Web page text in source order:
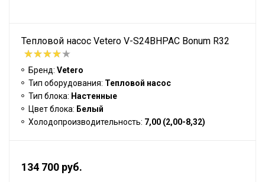
Тепловой насос Vetero V-S24BHPAC Bonum R32
Бренд: Vetero
Тип оборудования: Тепловой насос
Тип блока: Настенные
Цвет блока: Белый
Холодопроизводительность: 7,00 (2,00-8,32)
134 700 руб.